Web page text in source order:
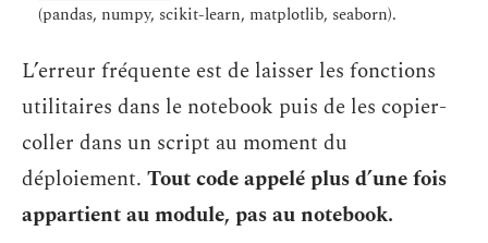
(pandas, numpy, scikit-learn, matplotlib, seaborn).
L’erreur fréquente est de laisser les fonctions
utilitaires dans le notebook puis de les copier-
coller dans un script au moment du
déploiement. Tout code appelé plus d’une fois
appartient au module, pas au notebook.